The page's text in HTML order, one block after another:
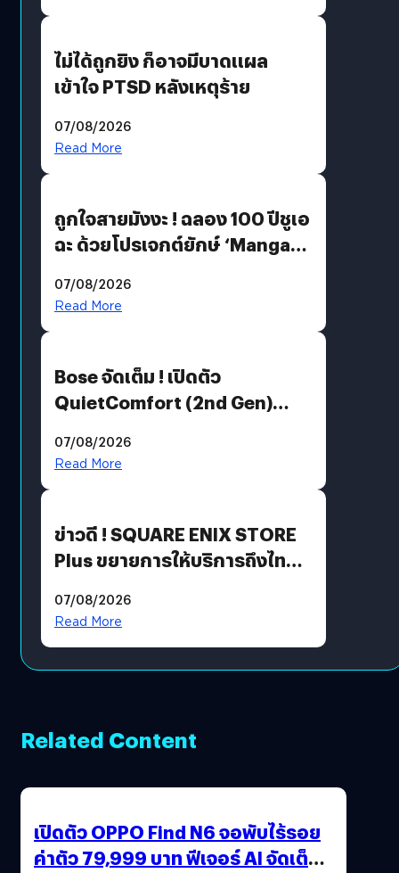
ไม่ได้ถูกยิง ก็อาจมีบาดแผล
เข้าใจ PTSD หลังเหตุร้าย
07/08/2026
Read More
ถูกใจสายมังงะ ! ฉลอง 100 ปีชูเอ
ฉะ ด้วยโปรเจกต์ยักษ์ ‘Manga
มีภาษาไทยด้วย
07/08/2026
Read More
Bose จัดเต็ม ! เปิดตัว
QuietComfort (2nd Gen)
07/08/2026
Read More
ข่าวดี ! SQUARE ENIX STORE
Plus ขยายการให้บริการถึงไทย
โดยตรง
07/08/2026
Read More
Related Content
เปิดตัว OPPO Find N6 จอพับไร้รอย
ค่าตัว 79,999 บาท ฟีเจอร์ AI จัดเต็ม